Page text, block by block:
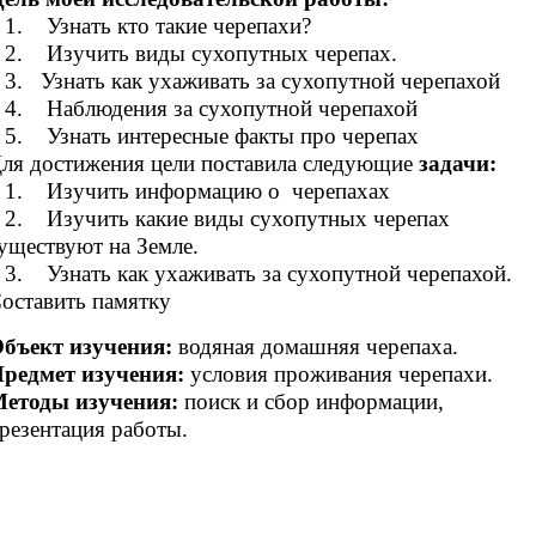
Узнать кто такие черепахи?
Изучить виды сухопутных черепах.
Узнать как ухаживать за сухопутной черепахой
Наблюдения за сухопутной черепахой
Узнать интересные факты про черепах
достижения цели поставила следующиезадачи:
Изучить информацию о черепахах
Изучить какие виды сухопутных черепах
на Земле.
Узнать как ухаживать за сухопутной черепахой.
памятку
изучения:водяная домашняя черепаха.
изучения:условия проживания черепахи.
изучения:поиск и сбор информации,
работы.